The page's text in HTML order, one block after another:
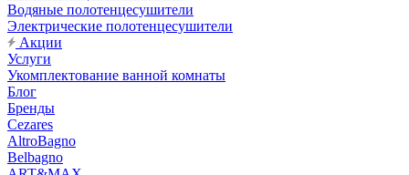
Водяные полотенцесушители
Электрические полотенцесушители
Акции
Услуги
Укомплектование ванной комнаты
Блог
Бренды
Cezares
AltroBagno
Belbagno